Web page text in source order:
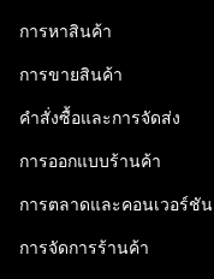
การหาสินค้า
การขายสินค้า
คำสั่งซื้อและการจัดส่ง
การออกแบบร้านค้า
การตลาดและคอนเวอร์ชัน
การจัดการร้านค้า